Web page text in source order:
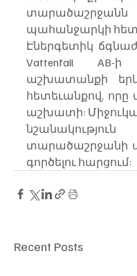
պահանջարկի
Էներգետիկ
Vattenfall AB-ի
աշխատանքի
հետեւանքով, որը
աշխատի:
տարածաշրջանի
գործելու հարցում:
Recent Posts